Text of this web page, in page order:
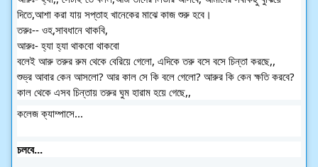
দিতে,আশা করা যায় সপ্তাহ খানেকের মাঝে কাজ শুরু হবে।
তরুঃ-- ওহ,সাবধানে থাকবি,
আরুঃ- হ্যা হ্যা থাকবো থাকবো
বলেই আরু তরুর রুম থেকে বেরিয়ে গেলো, এদিকে তরু বসে বসে চিন্তা করছে,,
শুভ্র আবার কেন আসলো? আর কাল সে কি বলে গেলো? আরুর কি কেন ক্ষতি করবে?
কাল থেকে এসব চিন্তায় তরুর ঘুম হারাম হয়ে গেছে,,
কলেজ ক্যাম্পাসে...
চলবে...